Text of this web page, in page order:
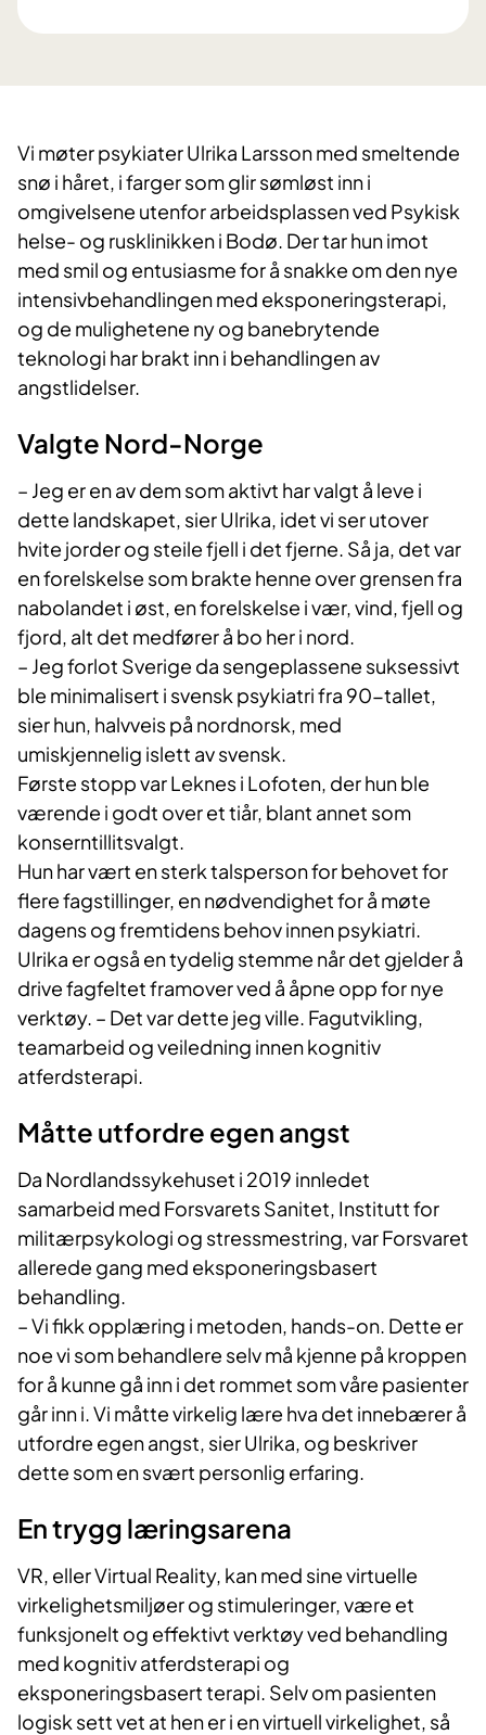
Vi møter psykiater Ulrika Larsson med smeltende
snø i håret, i farger som glir sømløst inn i
omgivelsene utenfor arbeidsplassen ved Psykisk
helse- og rusklinikken i Bodø. Der tar hun imot
med smil og entusiasme for å snakke om den nye
intensivbehandlingen med eksponeringsterapi,
og de mulighetene ny og banebrytende
teknologi har brakt inn i behandlingen av
angstlidelser.
Valgte Nord-Norge
– Jeg er en av dem som aktivt har valgt å leve i
dette landskapet, sier Ulrika, idet vi ser utover
hvite jorder og steile fjell i det fjerne. Så ja, det var
en forelskelse som brakte henne over grensen fra
nabolandet i øst, en forelskelse i vær, vind, fjell og
fjord, alt det medfører å bo her i nord.
– Jeg forlot Sverige da sengeplassene suksessivt
ble minimalisert i svensk psykiatri fra 90-tallet,
sier hun, halvveis på nordnorsk, med
umiskjennelig islett av svensk.
Første stopp var Leknes i Lofoten, der hun ble
værende i godt over et tiår, blant annet som
konserntillitsvalgt.
Hun har vært en sterk talsperson for behovet for
flere fagstillinger, en nødvendighet for å møte
dagens og fremtidens behov innen psykiatri.
Ulrika er også en tydelig stemme når det gjelder å
drive fagfeltet framover ved å åpne opp for nye
verktøy. – Det var dette jeg ville. Fagutvikling,
teamarbeid og veiledning innen kognitiv
atferdsterapi.
Måtte utfordre egen angst
Da Nordlandssykehuset i 2019 innledet
samarbeid med Forsvarets Sanitet, Institutt for
militærpsykologi og stressmestring, var Forsvaret
allerede gang med eksponeringsbasert
behandling.
– Vi fikk opplæring i metoden, hands-on. Dette er
noe vi som behandlere selv må kjenne på kroppen
for å kunne gå inn i det rommet som våre pasienter
går inn i. Vi måtte virkelig lære hva det innebærer å
utfordre egen angst, sier Ulrika, og beskriver
dette som en svært personlig erfaring.
En trygg læringsarena
VR, eller Virtual Reality, kan med sine virtuelle
virkelighetsmiljøer og stimuleringer, være et
funksjonelt og effektivt verktøy ved behandling
med kognitiv atferdsterapi og
eksponeringsbasert terapi. Selv om pasienten
logisk sett vet at hen er i en virtuell virkelighet, så